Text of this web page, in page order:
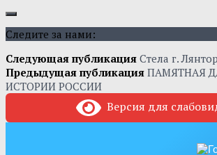
Следите за нами:
Следующая публикация Стела г.
Предыдущая публикация ПАМЯТНАЯ
ИСТОРИИ РОССИИ
Версия для